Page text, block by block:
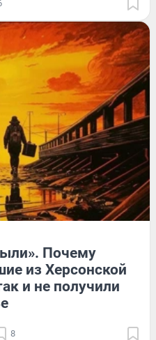
Почему
из Херсонской
и не получили
8